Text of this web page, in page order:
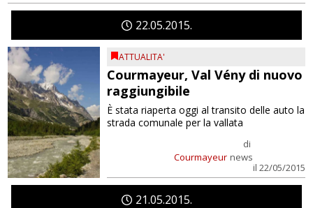
2205 2015
ATTUALITA'
Courmayeur, Val Vény di nuovo
raggiungibile
Courmayeur
di
news
il 22/05/2015
È stata riaperta oggi al transito delle auto la
strada comunale per la vallata
21 05 2015